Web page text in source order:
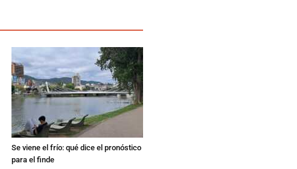
Se viene el frío: qué dice el pronóstico
para el finde